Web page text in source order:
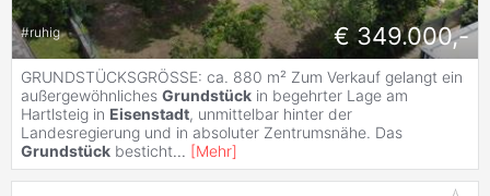
#ruhig € 349.000,-
GRUNDSTÜCKSGRÖSSE: ca. 880 m² Zum Verkauf gelangt ein
außergewöhnliches Grundstück in begehrter Lage am
Hartlsteig in Eisenstadt, unmittelbar hinter der
Landesregierung und in absoluter Zentrumsnähe. Das
Grundstück besticht... [Mehr]